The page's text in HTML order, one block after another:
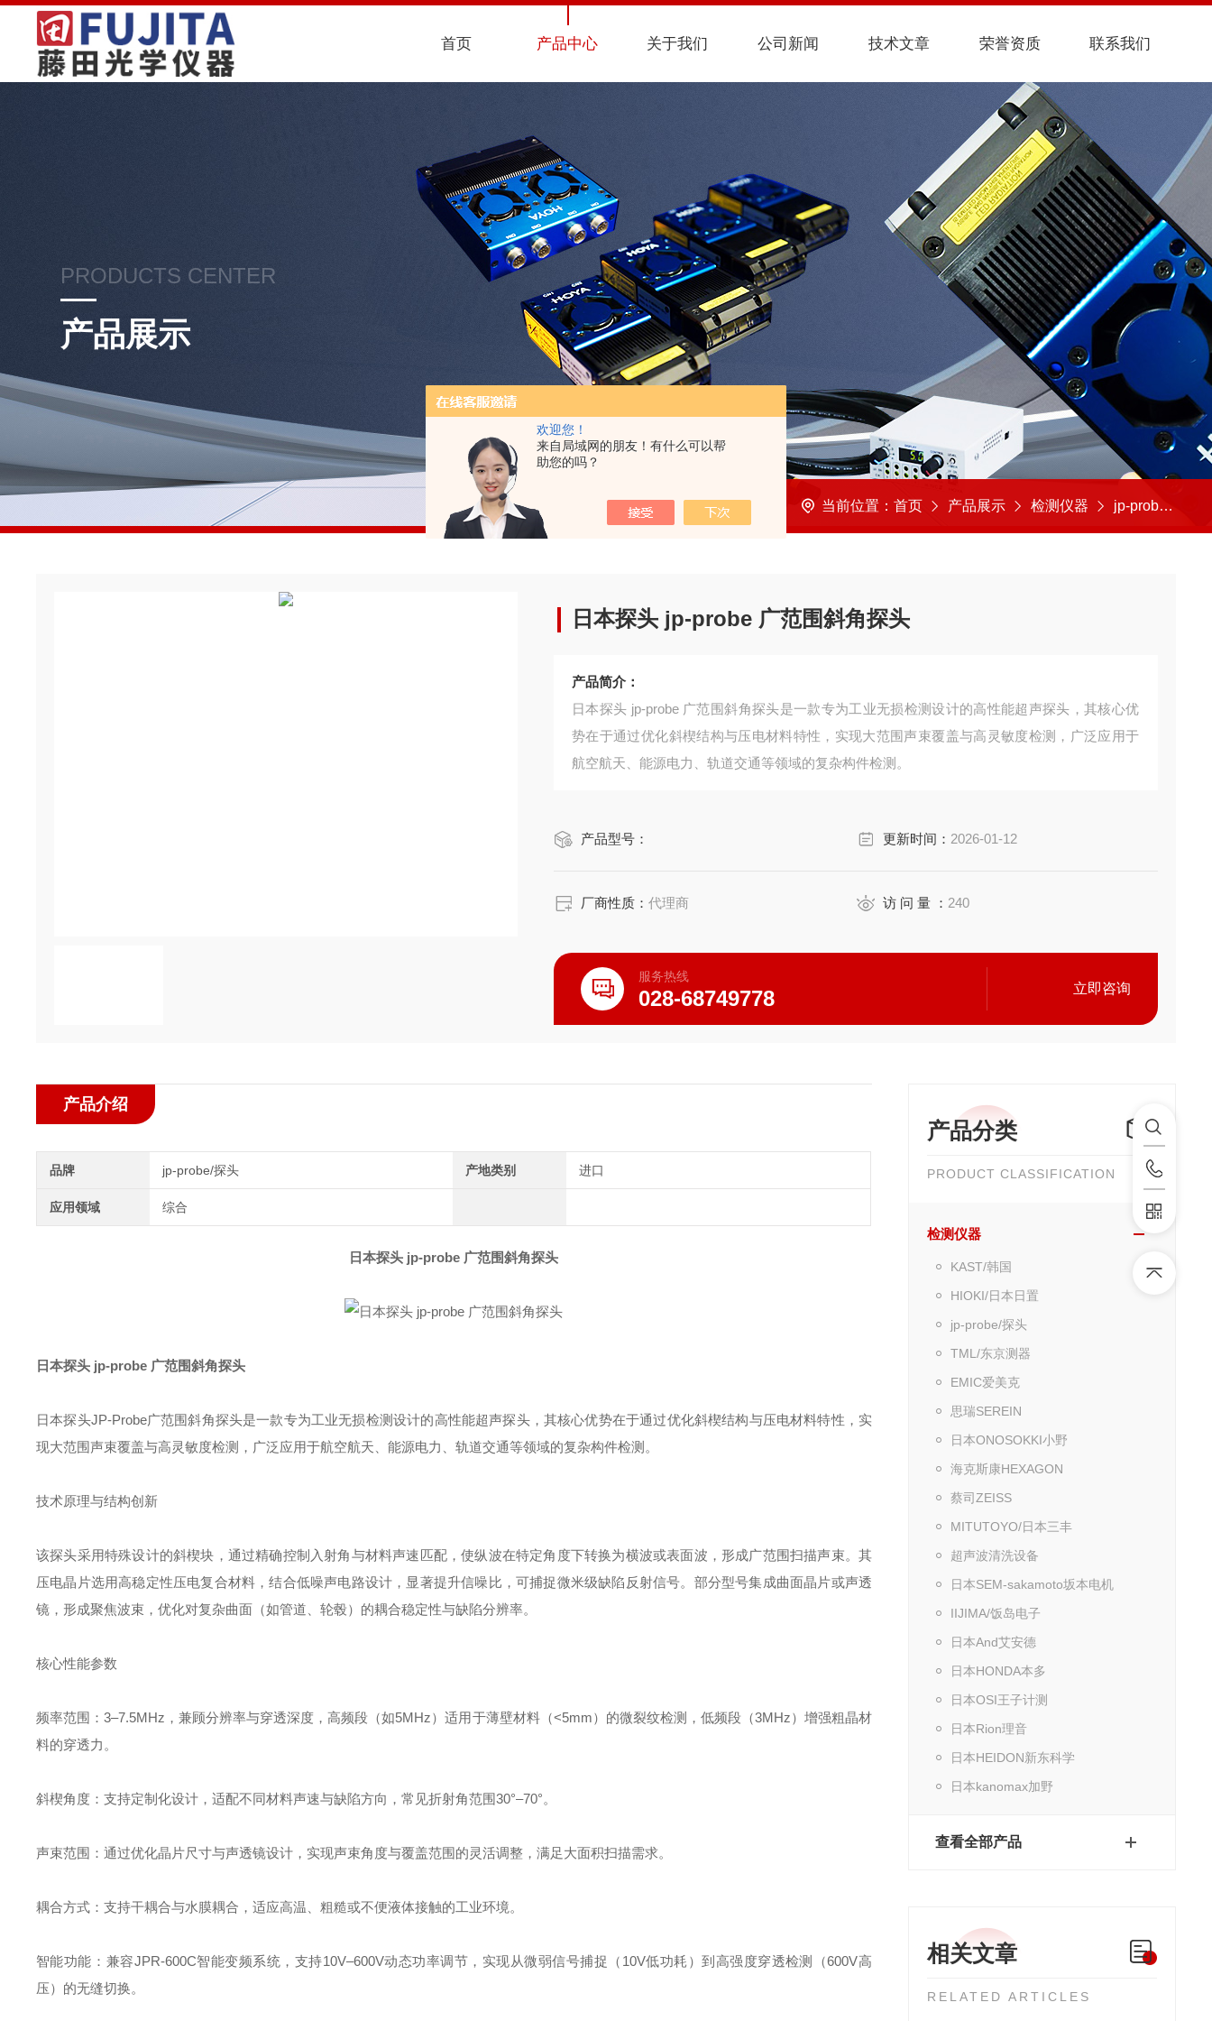
欢迎您！
来自局域网的朋友！有什么可以帮
助您的吗？
首页 产品中心 关于我们 公司新闻 技术文章 荣誉资质 联系我们
PRODUCTS CENTER
产品展示
当前位置： 首页 产品展示 检测仪器 jp-probe/探头
日本探头 jp-probe 广范围斜角探头
产品简介：
日本探头 jp-probe 广范围斜角探头是一款专为工业无损检测设计的高性能超声探头，其核心优
势在于通过优化斜楔结构与压电材料特性，实现大范围声束覆盖与高灵敏度检测，广泛应用于
航空航天、能源电力、轨道交通等领域的复杂构件检测。
产品型号： 更新时间： 2026-01-12
厂商性质：代理商 访 问 量 ： 240
服务热线
028-68749778 立即咨询
产品分类
PRODUCT CLASSIFICATION
检测仪器
KAST/韩国
HIOKI/日本日置
jp-probe/探头
TML/东京测器
EMIC爱美克
思瑞SEREIN
日本ONOSOKKI小野
海克斯康HEXAGON
蔡司ZEISS
MITUTOYO/日本三丰
超声波清洗设备
日本SEM-sakamoto坂本电机
IIJIMA/饭岛电子
日本And艾安德
日本HONDA本多
日本OSI王子计测
日本Rion理音
日本HEIDON新东科学
日本kanomax加野
查看全部产品
相关文章
RELATED ARTICLES
产品介绍
品牌 jp-probe/探头 产地类别 进口
应用领域 综合
日本探头 jp-probe 广范围斜角探头
日本探头 jp-probe 广范围斜角探头
日本探头JP-Probe广范围斜角探头是一款专为工业无损检测设计的高性能超声探头，其核心优势在于通过优化斜楔结构与压电材料特性，实
现大范围声束覆盖与高灵敏度检测，广泛应用于航空航天、能源电力、轨道交通等领域的复杂构件检测。
技术原理与结构创新‌
该探头采用特殊设计的斜楔块，通过精确控制入射角与材料声速匹配，使纵波在特定角度下转换为横波或表面波，形成广范围扫描声束。其
压电晶片选用高稳定性压电复合材料，结合低噪声电路设计，显著提升信噪比，可捕捉微米级缺陷反射信号。部分型号集成曲面晶片或声透
镜，形成聚焦波束，优化对复杂曲面（如管道、轮毂）的耦合稳定性与缺陷分辨率。
核心性能参数‌
频率范围‌：3–7.5MHz，兼顾分辨率与穿透深度，高频段（如5MHz）适用于薄壁材料（<5mm）的微裂纹检测，低频段（3MHz）增强粗晶材
料的穿透力。
斜楔角度‌：支持定制化设计，适配不同材料声速与缺陷方向，常见折射角范围30°–70°。
声束范围‌：通过优化晶片尺寸与声透镜设计，实现声束角度与覆盖范围的灵活调整，满足大面积扫描需求。
耦合方式‌：支持干耦合与水膜耦合，适应高温、粗糙或不便液体接触的工业环境。
智能功能‌：兼容JPR-600C智能变频系统，支持10V–600V动态功率调节，实现从微弱信号捕捉（10V低功耗）到高强度穿透检测（600V高
压）的无缝切换。